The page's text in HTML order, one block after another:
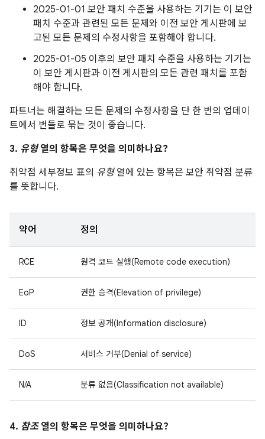
2025-01-01 보안 패치 수준을 사용하는 기기는 이 보안
패치 수준과 관련된 모든 문제와 이전 보안 게시판에 보
고된 모든 문제의 수정사항을 포함해야 합니다.
2025-01-05 이후의 보안 패치 수준을 사용하는 기기는
이 보안 게시판과 이전 게시판의 모든 관련 패치를 포함
해야 합니다.
파트너는 해결하는 모든 문제의 수정사항을 단 한 번의 업데이
트에서 번들로 묶는 것이 좋습니다.
3. 유형열의 항목은 무엇을 의미하나요?
취약점 세부정보 표의 유형열에 있는 항목은 보안 취약점 분류
를 뜻합니다.
약어 정의
RCE 원격 코드 실행(Remote code execution)
EoP 권한 승격(Elevation of privilege)
ID 정보 공개(Information disclosure)
DoS 서비스 거부(Denial of service)
N/A 분류 없음(Classification not available)
4. 참조열의 항목은 무엇을 의미하나요?